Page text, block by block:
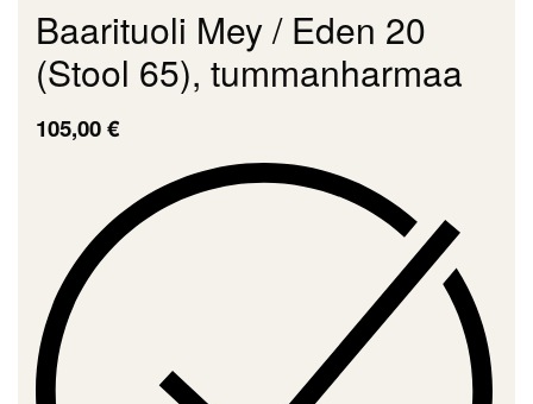
Baarituoli Mey / Eden 20
(Stool 65), tummanharmaa
105,00€